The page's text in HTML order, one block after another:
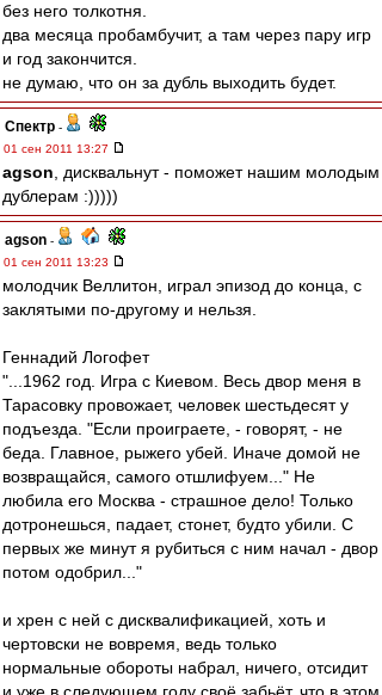
без него толкотня.
два месяца пробамбучит, а там через пару игр
и год закончится.
не думаю, что он за дубль выходить будет.
Спектр -
01 сен 2011 13:27
agson , дисквальнут - поможет нашим молодым
дублерам :)))))
agson -
01 сен 2011 13:23
молодчик Веллитон, играл эпизод до конца, с
заклятыми по-другому и нельзя.
Геннадий Логофет
"...1962 год. Игра с Киевом. Весь двор меня в
Тарасовку провожает, человек шестьдесят у
подъезда. "Если проиграете, - говорят, - не
беда. Главное, рыжего убей. Иначе домой не
возвращайся, самого отшлифуем..." Не
любила его Москва - страшное дело! Только
дотронешься, падает, стонет, будто убили. С
первых же минут я рубиться с ним начал - двор
потом одобрил..."
и хрен с ней с дисквалификацией, хоть и
чертовски не вовремя, ведь только
нормальные обороты набрал, ничего, отсидит